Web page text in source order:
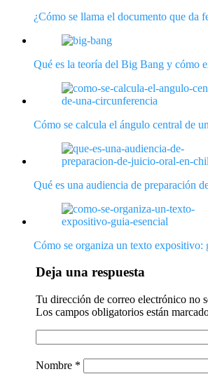
¿Cómo se llama el documento que da
Qué es la teoría del Big Bang y cómo
Cómo se calcula el ángulo central de
Qué es una audiencia de preparación
Cómo se organiza un texto expositivo:
Deja una respuesta
Tu dirección de correo electrónico no
Los campos obligatorios están
Nombre *